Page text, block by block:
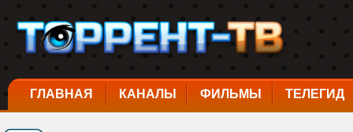
ГЛАВНАЯ КАНАЛЫ ФИЛЬМЫ ТЕЛЕГИД